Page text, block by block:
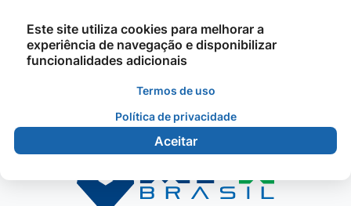
Avenida Otawa, n° 1651 - Centro -
Cep: 78.880-000
Este site utiliza cookies para melhorar a
experiência de navegação e disponibilizar
funcionalidades adicionais
Termos de uso
Política de privacidade
Aceitar